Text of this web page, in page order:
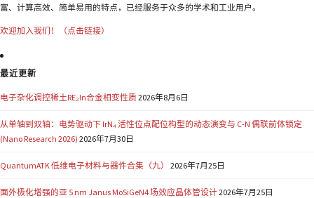
富、计算高效、简单易用的特点，已经服务于众多的学术和工业用户。
欢迎加入我们！（点击链接）
最近更新
电子杂化调控稀土RE₂In合金相变性质2026年8月6日
从单轴到双轴：电势驱动下 IrN₄ 活性位点配位构型的动态演变与 C-N 偶联前体锁定
(Nano Research 2026) 2026年7月30日
QuantumATK 低维电子材料与器件合集（九） 2026年7月25日
面外极化增强的亚 5 nm Janus MoSiGeN4 场效应晶体管设计2026年7月25日